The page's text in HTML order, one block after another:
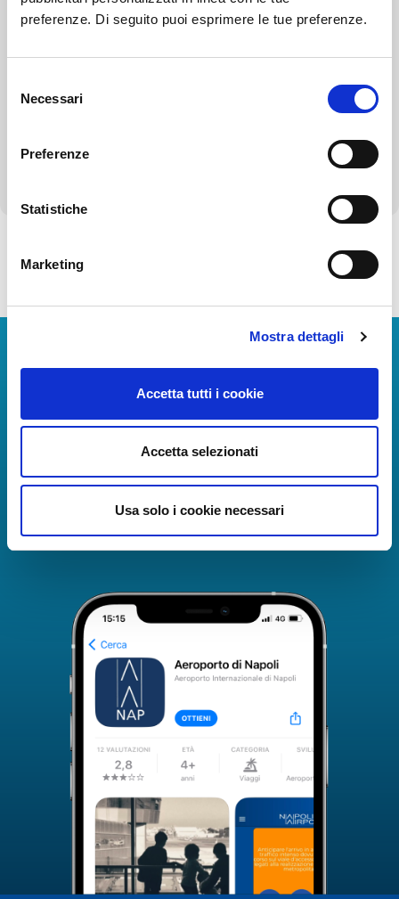
preferenze. Di seguito puoi esprimere le tue preferenze.
delNecessari
Preferenze
Statistiche
Marketing
Mostra dettagli
Accetta tutti i cookie
Accetta selezionati
Usa solo i cookie necessari
Altri contenuti - Corruzione
Download Apps
The Guide to Naples International Airport Services!
Real-time information on flights, all services and
Airport even more engaging and complete.